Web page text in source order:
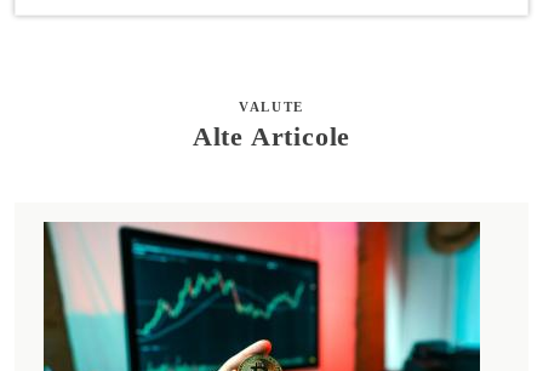
VALUTE
Alte Articole